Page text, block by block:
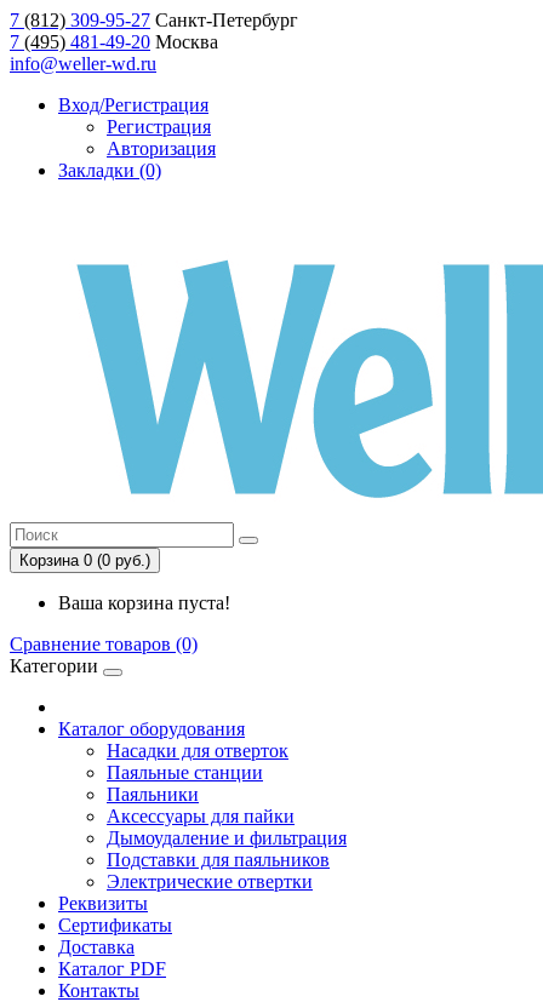
7 (812) 309-95-27 Санкт-Петербург
7 (495) 481-49-20 Москва
info@weller-wd.ru
Вход/Регистрация
Регистрация
Авторизация
Закладки (0)
Корзина 0 (0 руб.)
Ваша корзина пуста!
Сравнение товаров (0)
Категории
Каталог оборудования
Насадки для отверток
Паяльные станции
Паяльники
Аксессуары для пайки
Дымоудаление и фильтрация
Подставки для паяльников
Электрические отвертки
Реквизиты
Сертификаты
Доставка
Каталог PDF
Контакты